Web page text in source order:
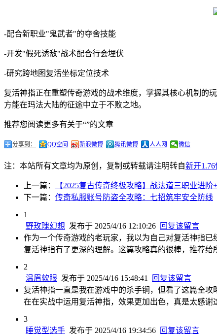
-配合新职业"鬼武者"的夺舍技能
-开发"假死诱敌"战术配合行会埋伏
-研究跨地图复活坐标定位技术
复活神指正在重塑传奇游戏的战术维度，掌握其核心机制的
方能在玛法大陆的征途中立于不败之地。
推荐您阅读更多有关于“”的文章
分享到： QQ空间 新浪微博 腾讯微博 人人网 微信
注：本站所有文章均为原创，复制或转载请注明转自新开
上一篇：
【2025复古传奇终极攻略】战法道三职业进阶
下一篇： 传奇私服账号防盗全攻略：七招筑牢安全防线
1
野玫瑰幻想 发布于 2025/4/16 12:10:26 回复该留言
作为一个传奇游戏的老玩家，我以为自己对复活神指
复活神指有了更深的理解。这篇攻略真的很棒，推荐给
2
温眉软眼 发布于 2025/4/16 15:48:41
回复该留言
复活神指一直是我在游戏中的杀手锏，但看了这篇全
在在实战中运用复活神指，效果更加出色，真是太感谢
3
睡觉型选手 发布于 2025/4/16 19:34:56 回复该留言